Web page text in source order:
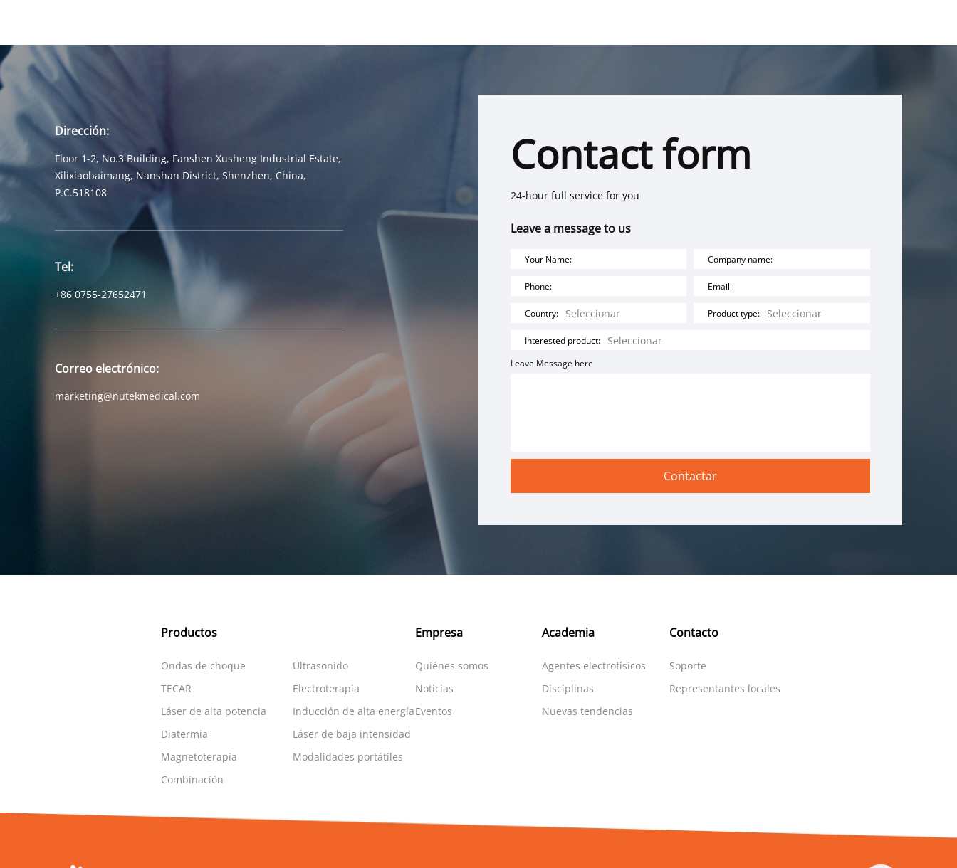
Dirección:
Floor 1-2, No.3 Building, Fanshen Xusheng Industrial Estate,
Xilixiaobaimang, Nanshan District, Shenzhen, China,
P.C.518108
Tel:
+86 0755-27652471
Correo electrónico:
marketing@nutekmedical.com
Contact form
24-hour full service for you
Leave a message to us
Your Name: Company name:
Phone: Email:
Country: Product type:
Interested product:
Leave Message here
Productos
Ondas de choque
TECAR
Láser de alta potencia
Diatermia
Magnetoterapia
Combinación
Ultrasonido
Electroterapia
Inducción de alta energía
Láser de baja intensidad
Modalidades portátiles
Empresa
Quiénes somos
Noticias
Eventos
Academia
Agentes electrofísicos
Disciplinas
Nuevas tendencias
Contacto
Soporte
Representantes locales